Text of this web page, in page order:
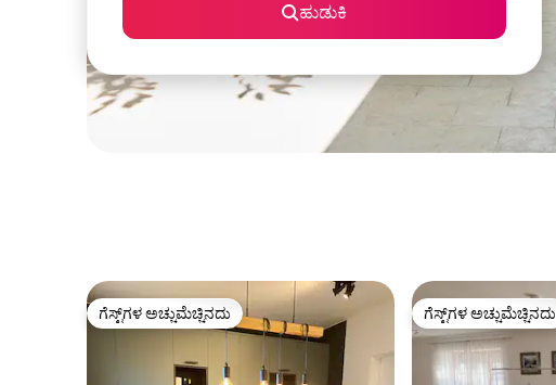
ಹುಡುಕಿ
ಗೆಸ್ಟ್‌ಗಳ ಅಚ್ಚುಮೆಚ್ಚಿನದು
ಗೆಸ್ಟ್‌ಗಳ ಅಚ್ಚುಮೆಚ್ಚಿನದು ಗೆಸ್ಟ್‌ಗಳ ಅಚ್ಚುಮೆಚ್ಚಿನದು
ಗೆಸ್ಟ್‌ಗಳ ಅಚ್ಚುಮೆಚ್ಚಿನದು